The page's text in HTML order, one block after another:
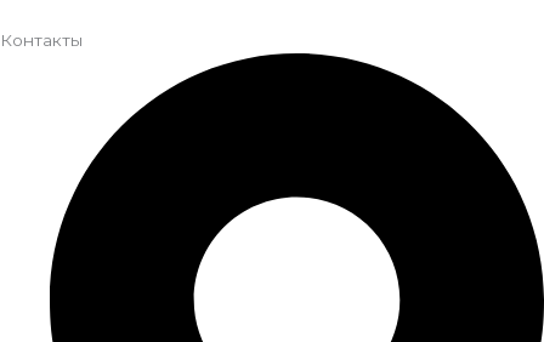
Контакты